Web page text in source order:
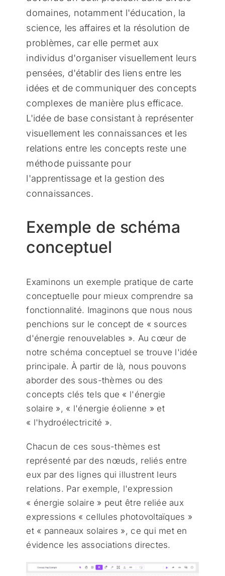
domaines, notamment l'éducation, la
science, les affaires et la résolution de
problèmes, car elle permet aux
individus d'organiser visuellement leurs
pensées, d'établir des liens entre les
idées et de communiquer des concepts
complexes de manière plus efficace.
L'idée de base consistant à représenter
visuellement les connaissances et les
relations entre les concepts reste une
méthode puissante pour
l'apprentissage et la gestion des
connaissances.
Exemple de schéma
conceptuel
Examinons un exemple pratique de carte
conceptuelle pour mieux comprendre sa
fonctionnalité. Imaginons que nous nous
penchions sur le concept de « sources
d'énergie renouvelables ». Au cœur de
notre schéma conceptuel se trouve l'idée
principale. À partir de là, nous pouvons
aborder des sous-thèmes ou des
concepts clés tels que « l'énergie
solaire », « l'énergie éolienne » et
« l'hydroélectricité ».
Chacun de ces sous-thèmes est
représenté par des nœuds, reliés entre
eux par des lignes qui illustrent leurs
relations. Par exemple, l'expression
« énergie solaire » peut être reliée aux
expressions « cellules photovoltaïques »
et « panneaux solaires », ce qui met en
évidence les associations directes.